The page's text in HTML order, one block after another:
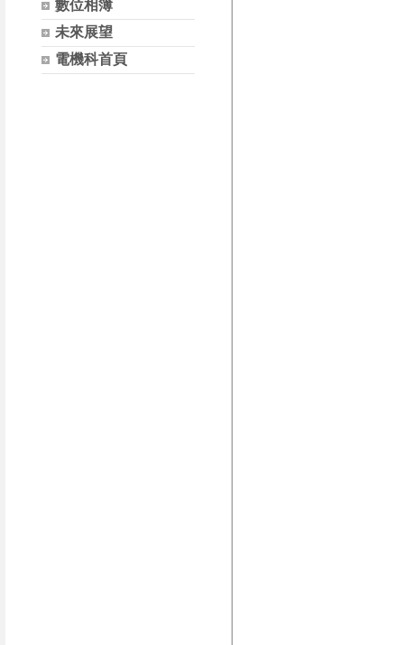
數位相簿
未來展望
電機科首頁